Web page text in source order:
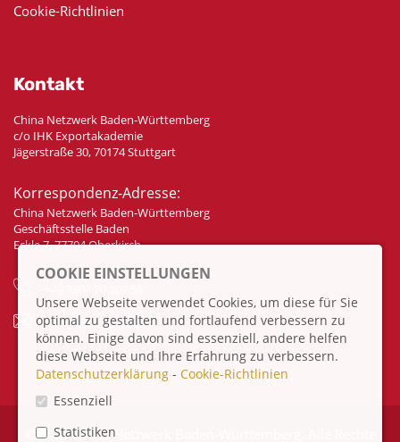
Cookie-Richtlinien
Kontakt
China Netzwerk Baden-Württemberg
c/o IHK Exportakademie
Jägerstraße 30, 70174 Stuttgart
Korrespondenz-Adresse:
China Netzwerk Baden-Württemberg
Geschäftsstelle Baden
Eckle 7, 77704 Oberkirch
info@china-bw.net
© 2026 China Netzwerk Baden-Württemberg. Alle Rechte
COOKIE EINSTELLUNGEN
Unsere Webseite verwendet Cookies, um diese für Sie
optimal zu gestalten und fortlaufend verbessern zu
können. Einige davon sind essenziell, andere helfen
diese Webseite und Ihre Erfahrung zu verbessern.
Datenschutzerklärung - Cookie-Richtlinien
Essenziell
Statistiken